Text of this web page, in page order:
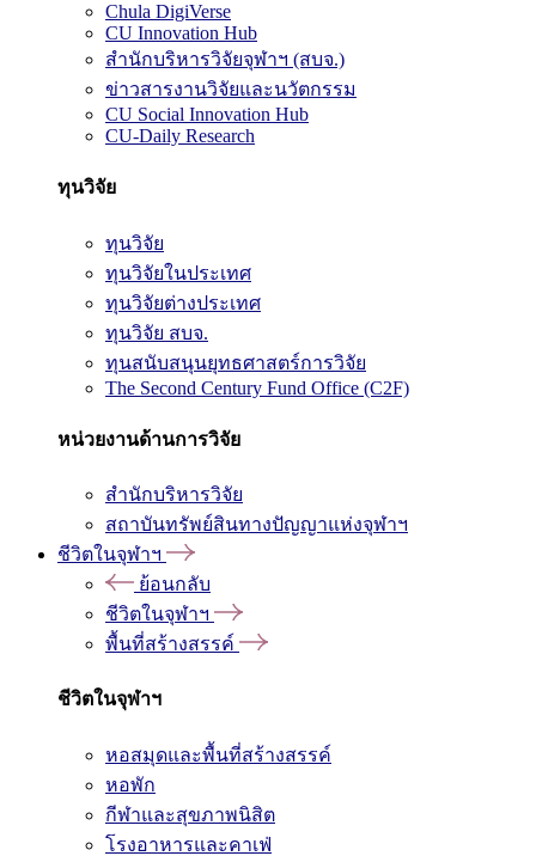
Chula DigiVerse
CU Innovation Hub
สำนักบริหารวิจัยจุฬาฯ (สบจ.)
ข่าวสารงานวิจัยและนวัตกรรม
CU Social Innovation Hub
CU-Daily Research
ทุนวิจัย
ทุนวิจัย
ทุนวิจัยในประเทศ
ทุนวิจัยต่างประเทศ
ทุนวิจัย สบจ.
ทุนสนับสนุนยุทธศาสตร์การวิจัย
The Second Century Fund Office (C2F)
หน่วยงานด้านการวิจัย
สำนักบริหารวิจัย
สถาบันทรัพย์สินทางปัญญาแห่งจุฬาฯ
ชีวิตในจุฬาฯ
ย้อนกลับ
ชีวิตในจุฬาฯ
พื้นที่สร้างสรรค์
ชีวิตในจุฬาฯ
หอสมุดและพื้นที่สร้างสรรค์
หอพัก
กีฬาและสุขภาพนิสิต
โรงอาหารและคาเฟ่